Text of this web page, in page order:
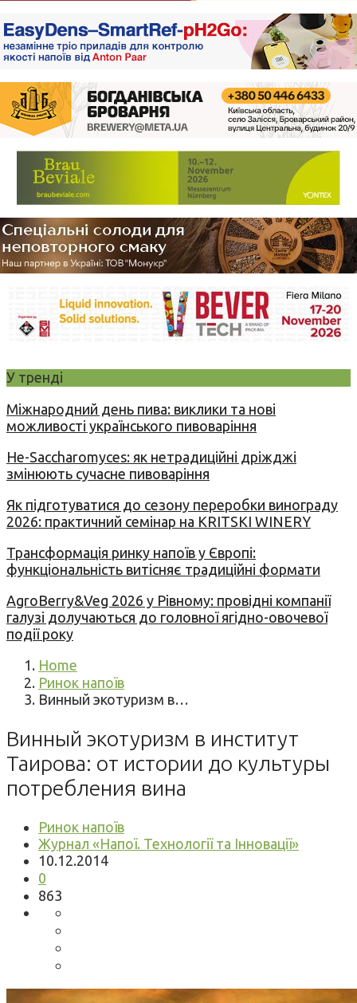
У тренді
Міжнародний день пива: виклики та нові
можливості українського пивоваріння
Не-Saccharomyces: як нетрадиційні дріжджі
змінюють сучасне пивоваріння
Як підготуватися до сезону переробки винограду
2026: практичний семінар на KRITSKI WINERY
Трансформація ринку напоїв у Європі:
функціональність витісняє традиційні формати
AgroBerry&Veg 2026 у Рівному: провідні компанії
галузі долучаються до головної ягідно-овочевої
події року
Home
Ринок напоїв
Винный экотуризм в…
Винный экотуризм в институт
Таирова: от истории до культуры
потребления вина
Ринок напоїв
Журнал «Напої. Технології та Інновації»
10.12.2014
0
863